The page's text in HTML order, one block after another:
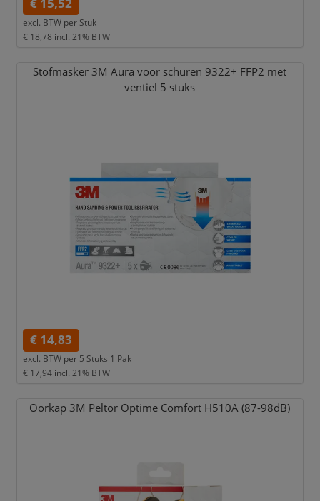
excl. BTW per Stuk
€ 18,78 incl. 21% BTW
Stofmasker 3M Aura voor schuren 9322+ FFP2 met
ventiel 5 stuks
€ 14,83
excl. BTW per 5 Stuks 1 Pak
€ 17,94 incl. 21% BTW
Oorkap 3M Peltor Optime Comfort H510A (87-98dB)